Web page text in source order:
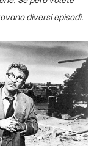
diversi episodi.